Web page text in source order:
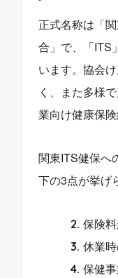
正式名称は「
合」で、「ITS
います。協会
く、また多様
業向け健康保険
関東ITS健保へ
下の3点が挙げ
保険
休業
保健